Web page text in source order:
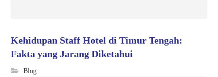
Kehidupan Staff Hotel di Timur Tengah:
Fakta yang Jarang Diketahui
Blog